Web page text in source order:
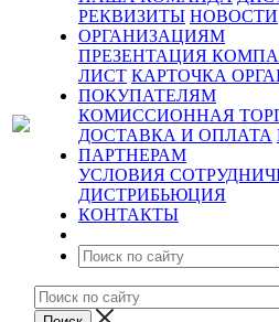
РЕКВИЗИТЫ НОВОСТИ
ОРГАНИЗАЦИЯМ
ПРЕЗЕНТАЦИЯ
ЛИСТ КАРТОЧКА
ПОКУПАТЕЛЯМ
КОМИССИОННАЯ
ДОСТАВКА И ОПЛАТА
ПАРТНЕРАМ
УСЛОВИЯ
ДИСТРИБЬЮЦИЯ
КОНТАКТЫ